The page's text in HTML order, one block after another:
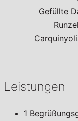
Gefüllte
Leistungen
1